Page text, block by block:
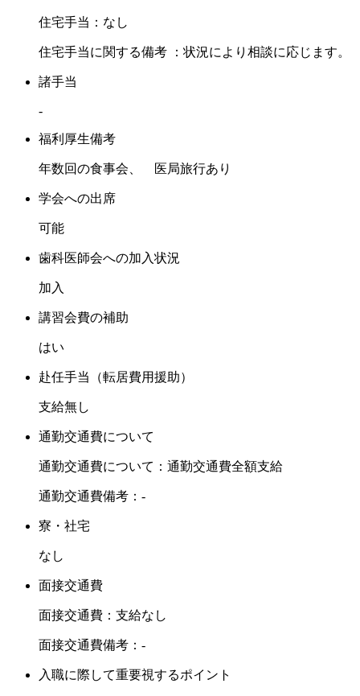
住宅手当：なし
住宅手当に関する備考 ：状況により相談に応じます。
諸手当
-
福利厚生備考
年数回の食事会、 医局旅行あり
学会への出席
可能
歯科医師会への加入状況
加入
講習会費の補助
はい
赴任手当（転居費用援助）
支給無し
通勤交通費について
通勤交通費について：通勤交通費全額支給
通勤交通費備考：-
寮・社宅
なし
面接交通費
面接交通費：支給なし
面接交通費備考：-
入職に際して重要視するポイント